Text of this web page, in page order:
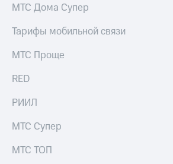
погашении
облигаций
развитие
На главную
МТС Дома Супер
Тарифы мобильной связи
МТС Проще
RED
РИИЛ
МТС Супер
МТС ТОП